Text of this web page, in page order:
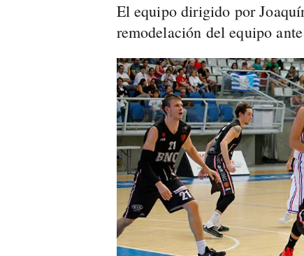
El equipo dirigido por
remodelación del equipo